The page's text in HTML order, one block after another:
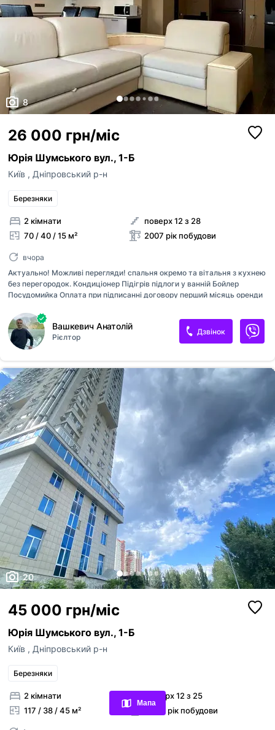
Контакти
8
26 000 грн/міс
Юрія Шумського вул., 1-Б
Київ , Дніпровський р-н
Березняки
2 кімнати
70 / 40 / 15 м²
поверх 12 з 28
2007 рік побудови
вчора
Актуально! Можливі перегляди! спальня окремо та вітальня з кухнею
без перегородок. Кондиціонер Підігрів підлоги у ванній Бойлер
Посудомийка Оплата при підписанні договору перший місяць оренди
Мобільно відповім в Viber або телеграм за вказаним номером
Вашкевич Анатолій
Рієлтор
Дзвінок
20
45 000 грн/міс
Юрія Шумського вул., 1-Б
Київ , Дніпровський р-н
Березняки
2 кімнати
117 / 38 / 45 м²
поверх 12 з 25
2007 рік побудови
Мапа